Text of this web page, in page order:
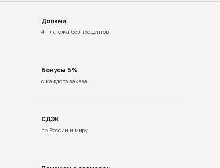
Долями
4 платежа без процентов
Бонусы 5%
с каждого заказа
СДЭК
по России и миру